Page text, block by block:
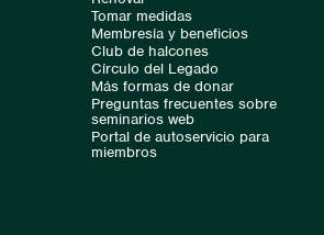
Tomar medidas
Membresía y beneficios
Club de halcones
Círculo del Legado
Más formas de donar
Preguntas frecuentes sobre
seminarios web
Portal de autoservicio para
miembros